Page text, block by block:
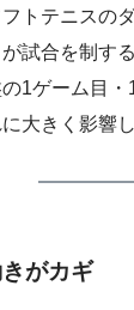
トテニスの
試合を制す
1ゲーム目
大きく影響し
がカギ